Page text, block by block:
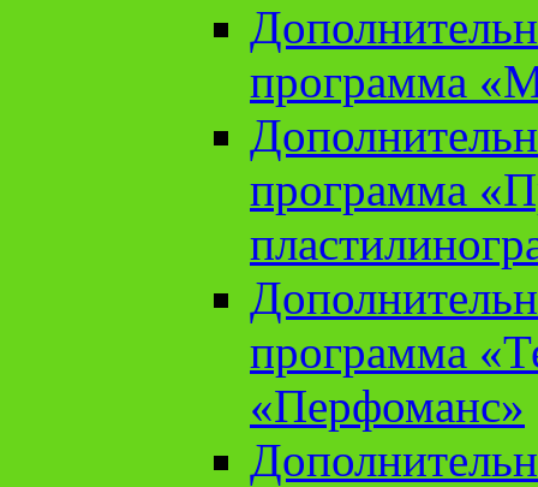
программа
программа
программа
«Перфоманс»